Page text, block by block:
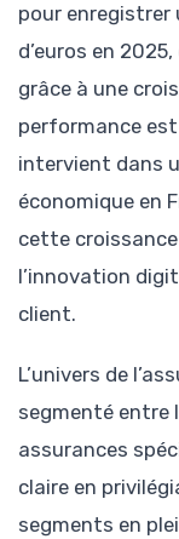
pour enregistrer
d’euros en
grâce à une
performance est
intervient dans
économique en
cette
l’innovation
client.
L’univers de
segmenté entre
assurances
claire en
segments en